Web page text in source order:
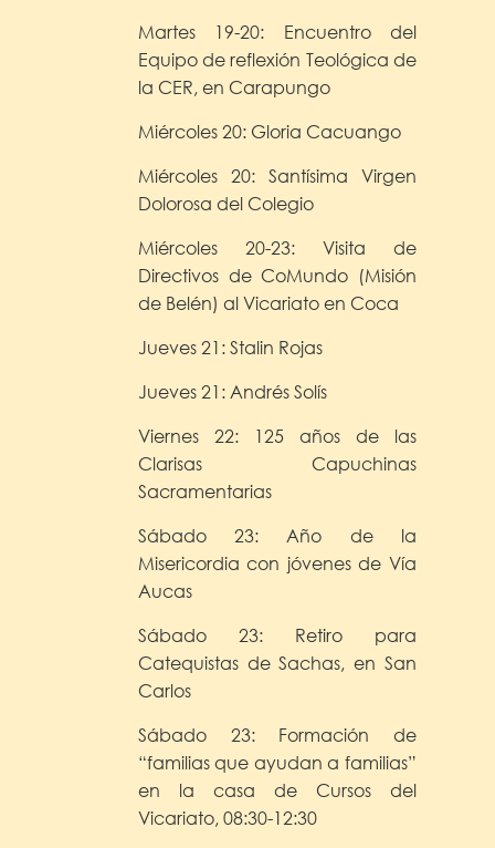
Martes 19-20: Encuentro del
Equipo de reflexión Teológica de
la CER, en Carapungo
Miércoles 20: Gloria Cacuango
Miércoles 20: Santísima Virgen
Dolorosa del Colegio
Miércoles 20-23: Visita de
Directivos de CoMundo (Misión
de Belén) al Vicariato en Coca
Jueves 21: Stalin Rojas
Jueves 21: Andrés Solís
Viernes 22: 125 años de las
Clarisas Capuchinas
Sacramentarias
Sábado 23: Año de la
Misericordia con jóvenes de Vía
Aucas
Sábado 23: Retiro para
Catequistas de Sachas, en San
Carlos
Sábado 23: Formación de
“familias que ayudan a familias”
en la casa de Cursos del
Vicariato, 08:30-12:30